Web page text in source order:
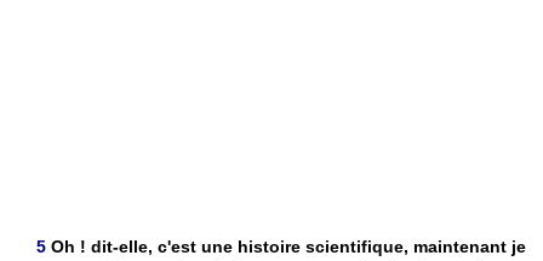
5 Oh ! dit-elle, c'est une histoire scientifique, maintenant je